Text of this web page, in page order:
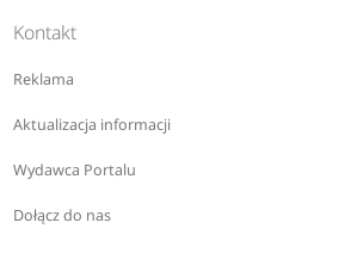
Kontakt
Reklama
Aktualizacja informacji
Wydawca Portalu
Dołącz do nas